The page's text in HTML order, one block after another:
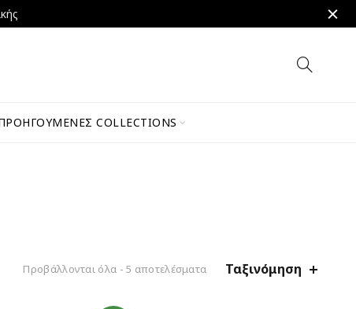
COLLECTIONS
Προβάλλονται όλα - 5 αποτελέσματα Ταξινόμηση